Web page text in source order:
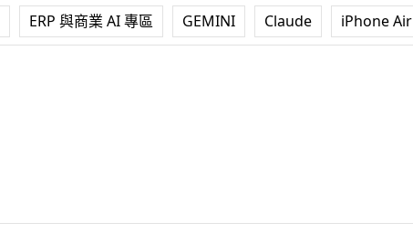
ERP 與商業 AI 專區 GEMINI Claude iPhone Air